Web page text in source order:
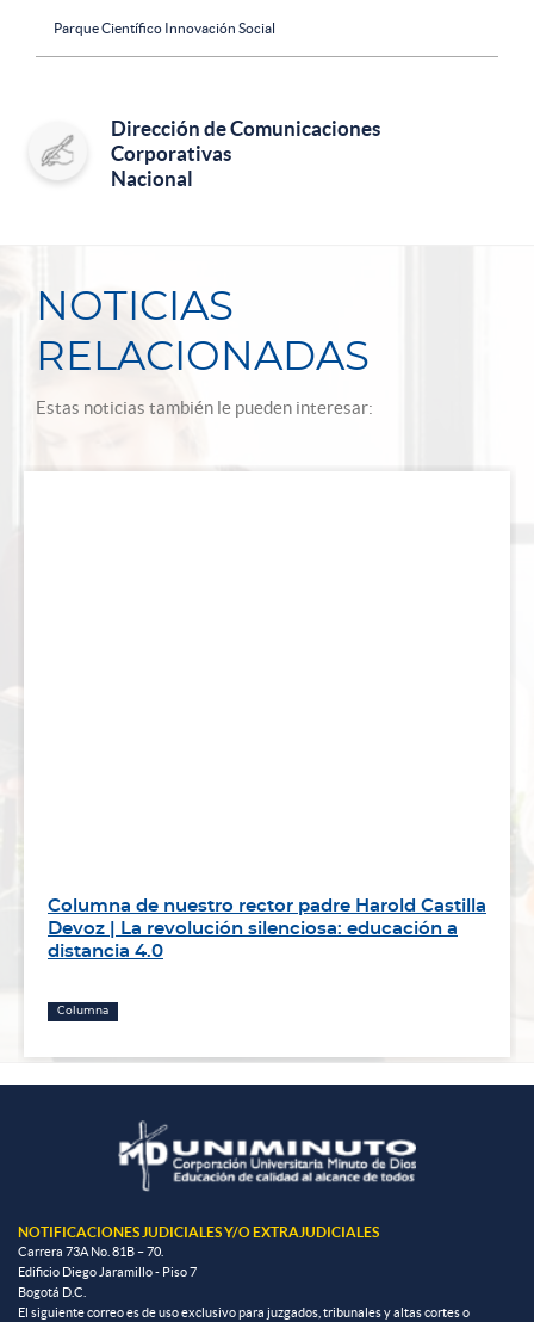
Parque Científico Innovación Social
Dirección de Comunicaciones
Corporativas
Nacional
NOTICIAS
RELACIONADAS
Estas noticias también le pueden interesar:
Columna de nuestro rector padre Harold Castilla
Devoz | La revolución silenciosa: educación a
distancia 4.0
Columna
NOTIFICACIONES JUDICIALES Y/O EXTRAJUDICIALES
Carrera 73A No. 81B – 70.
Edificio Diego Jaramillo - Piso 7
Bogotá D.C.
El siguiente correo es de uso exclusivo para juzgados, tribunales y altas cortes o